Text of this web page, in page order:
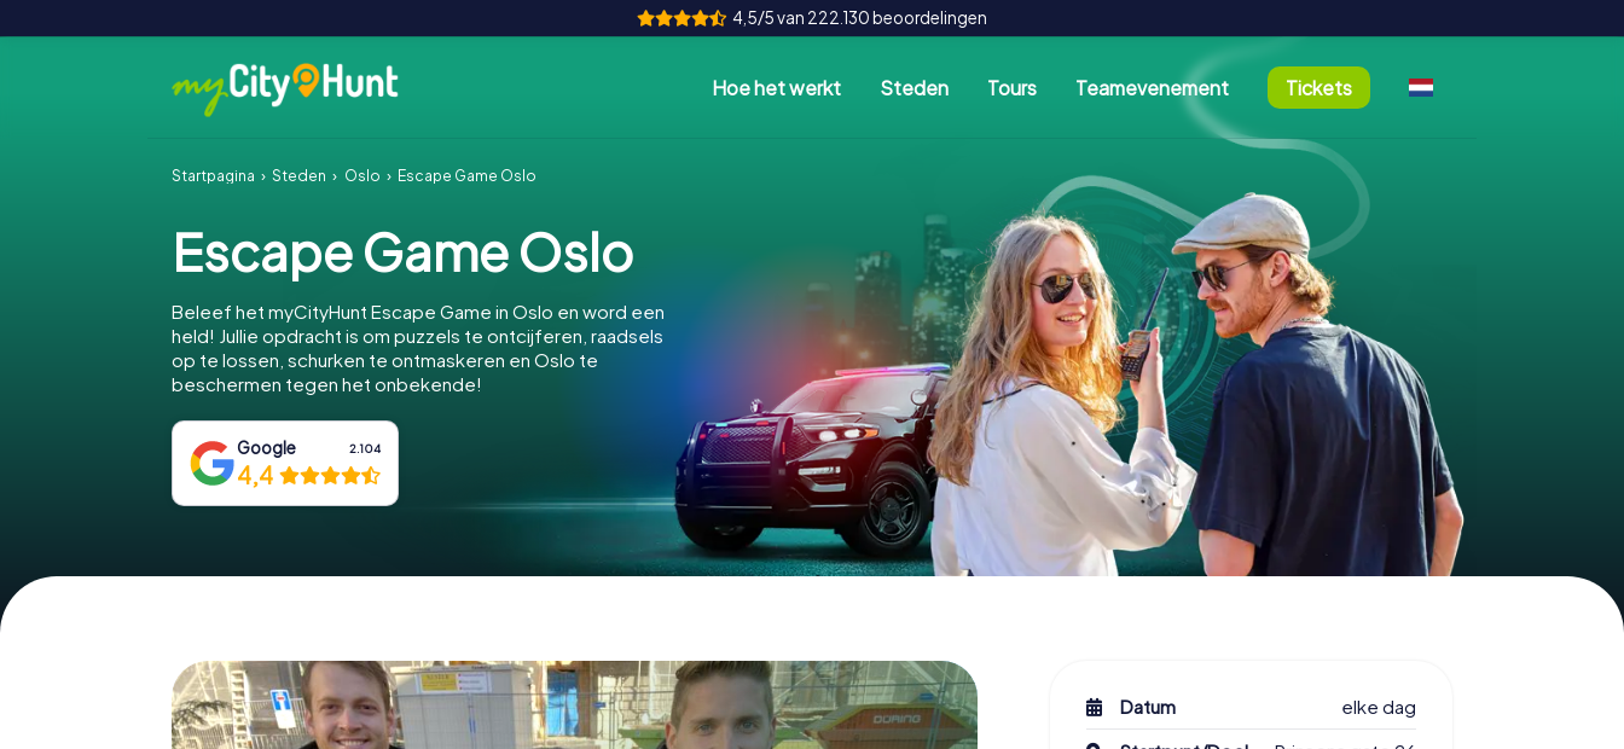
4,5/5 van 222.130 beoordelingen
Hoe het werkt Steden Tours Teamevenement Tickets
Startpagina Steden Oslo Escape Game Oslo
Escape Game Oslo
Beleef het myCityHunt Escape Game in Oslo en word een
held! Jullie opdracht is om puzzels te ontcijferen, raadsels
op te lossen, schurken te ontmaskeren en Oslo te
beschermen tegen het onbekende!
Google 2.104
4,4
Datum
elke dag